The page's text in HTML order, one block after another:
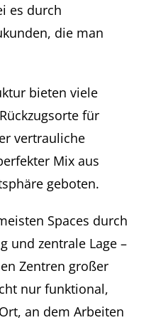
es durch
die man
bieten viele
für
vertrauliche
Mix aus
geboten.
Spaces durch
und zentrale Lage –
Zentren großer
nur funktional,
an dem Arbeiten